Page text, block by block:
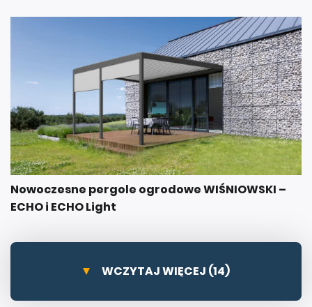
Nowoczesne pergole ogrodowe WIŚNIOWSKI –
ECHO i ECHO Light
WCZYTAJ WIĘCEJ (14)